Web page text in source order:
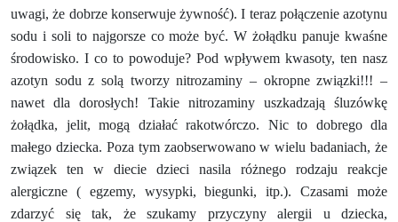
uwagi, że dobrze konserwuje żywność). I teraz połączenie azotynu
sodu i soli to najgorsze co może być. W żołądku panuje kwaśne
środowisko. I co to powoduje? Pod wpływem kwasoty, ten nasz
azotyn sodu z solą tworzy nitrozaminy – okropne związki!!! –
nawet dla dorosłych! Takie nitrozaminy uszkadzają śluzówkę
żołądka, jelit, mogą działać rakotwórczo. Nic to dobrego dla
małego dziecka. Poza tym zaobserwowano w wielu badaniach, że
związek ten w diecie dzieci nasila różnego rodzaju reakcje
alergiczne ( egzemy, wysypki, biegunki, itp.). Czasami może
zdarzyć się tak, że szukamy przyczyny alergii u dziecka,